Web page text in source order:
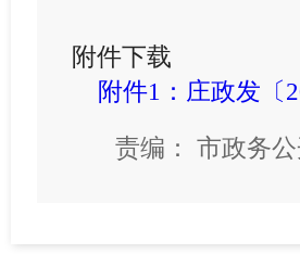
附件下载
附件1：庄政发〔
责编： 市政务